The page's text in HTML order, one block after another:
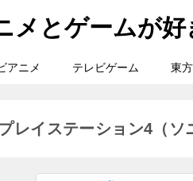
メとゲームが
アニメ テレビゲーム 東
プレイステーション4（